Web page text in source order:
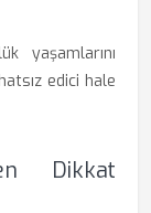
yaşamlarını
edici hale
Dikkat